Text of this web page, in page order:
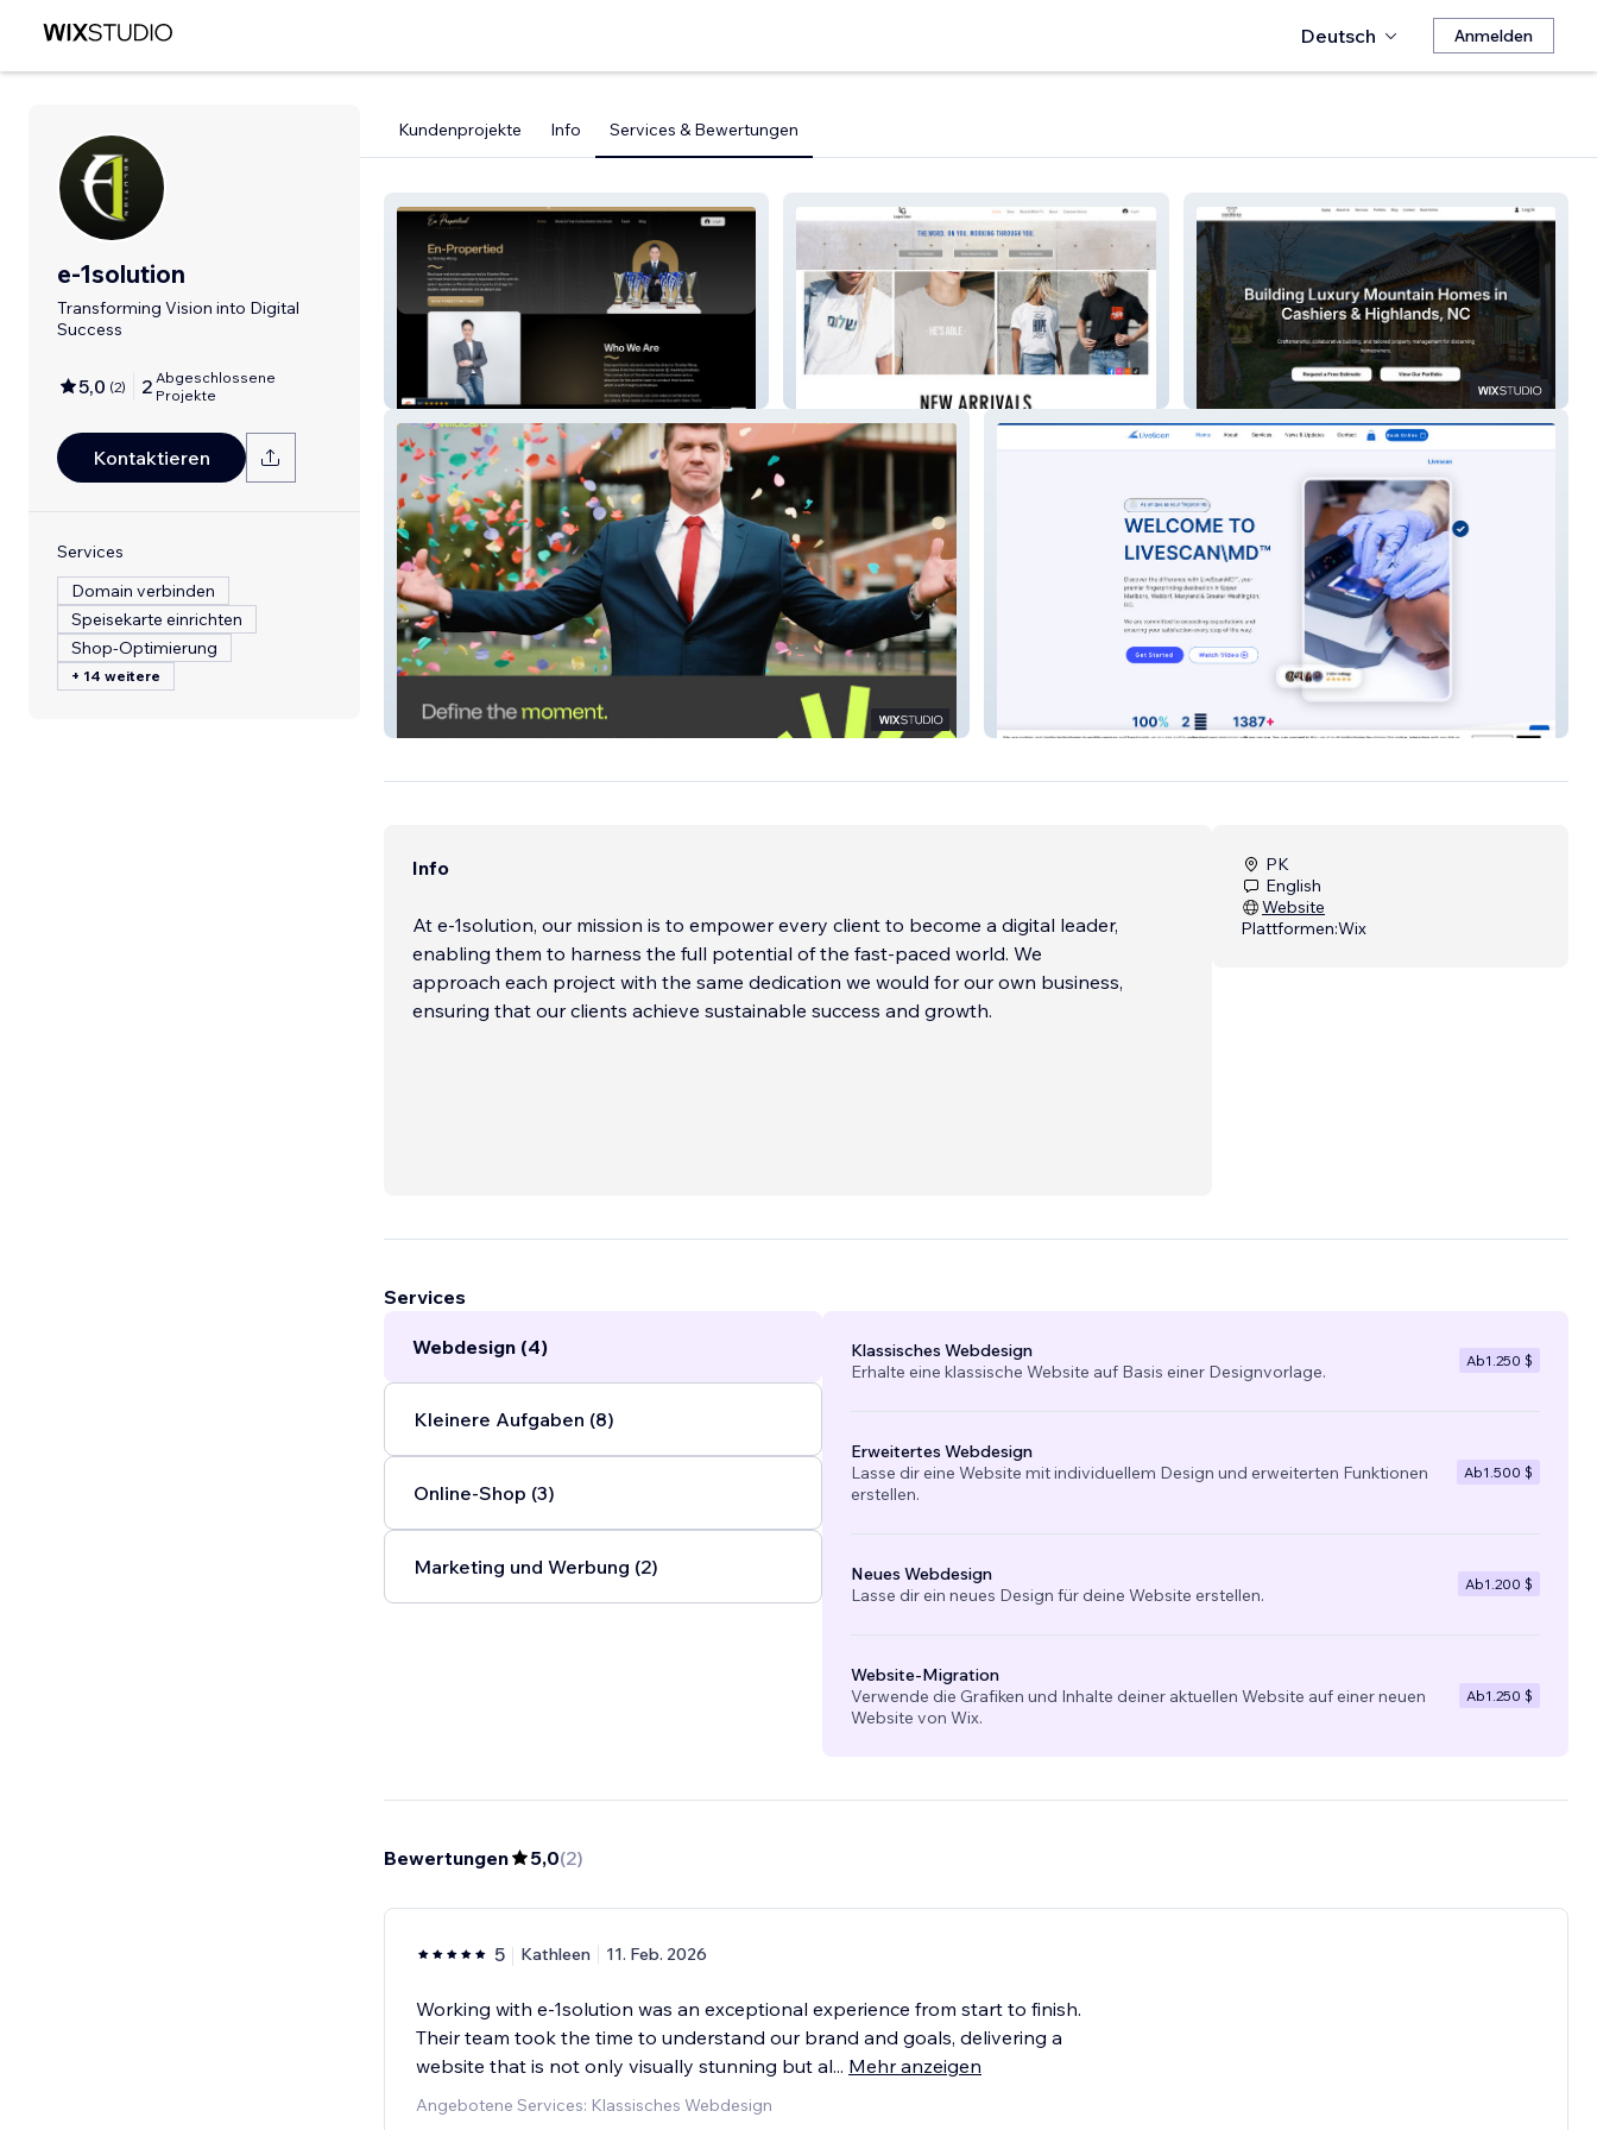
Deutsch Anmelden
e-1solution
Transforming Vision into Digital
Success
5,0 (2) 2 Abgeschlossene
Projekte
Kontaktieren
Services
Domain verbinden
Speisekarte einrichten
Shop-Optimierung
+ 14 weitere
Kundenprojekte Info Services & Bewertungen
Stanley Wong Propnex Snowbird Construction
TGI Wildcard
Info
At e-1solution, our mission is to empower every client to become a digital leader,
enabling them to harness the full potential of the fast-paced world. We
approach each project with the same dedication we would for our own business,
ensuring that our clients achieve sustainable success and growth.
PK
English
Website
Plattformen:Wix
Services
Webdesign (4)
Kleinere Aufgaben (8)
Online-Shop (3)
Marketing und Werbung (2)
Klassisches Webdesign
Erhalte eine klassische Website auf Basis einer Designvorlage.
Ab1.250 $
Erweitertes Webdesign
Lasse dir eine Website mit individuellem Design und erweiterten Funktionen
erstellen.
Ab1.500 $
Neues Webdesign
Lasse dir ein neues Design für deine Website erstellen.
Ab1.200 $
Website-Migration
Verwende die Grafiken und Inhalte deiner aktuellen Website auf einer neuen
Website von Wix.
Ab1.250 $
Bewertungen 5,0(2)
5 Kathleen 11. Feb. 2026
Working with e-1solution was an exceptional experience from start to finish.
Their team took the time to understand our brand and goals, delivering a
website that is not only visually stunning but al... Mehr anzeigen
Angebotene Services: Klassisches Webdesign